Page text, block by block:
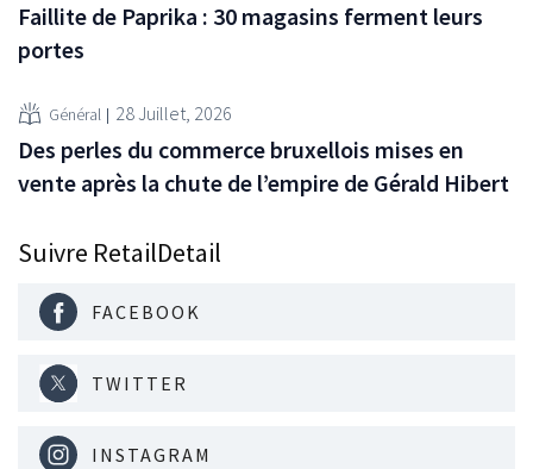
Faillite de Paprika : 30 magasins ferment leurs
portes
Général 28 Juillet, 2026
Des perles du commerce bruxellois mises en
vente après la chute de l’empire de Gérald Hibert
Suivre RetailDetail
FACEBOOK
TWITTER
INSTAGRAM